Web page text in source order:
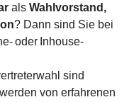
als Wahlvorstand,
? Dann sind Sie bei
oder Inhouse-
sind
von erfahrenen